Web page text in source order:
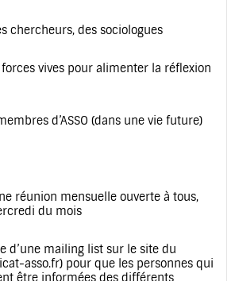
des sociologues
vives pour alimenter la réflexion
d’ASSO (dans une vie future)
mensuelle ouverte à tous,
du mois
mailing list sur le site du
asso.fr) pour que les personnes qui
être informées des différents